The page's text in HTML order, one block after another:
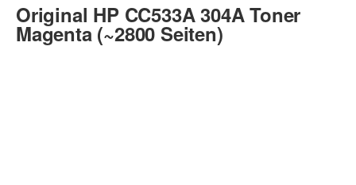
Original HP CC533A 304A Toner
Magenta (~2800 Seiten)